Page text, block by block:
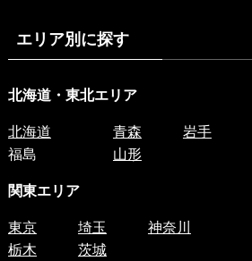
エリア別に探す
北海道・東北エリア
北海道 青森 岩手
福島
山形
関東エリア
東京 埼玉 神奈川
栃木
茨城